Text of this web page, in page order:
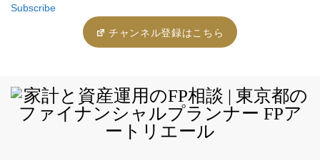
Subscribe
チャンネル登録はこちら